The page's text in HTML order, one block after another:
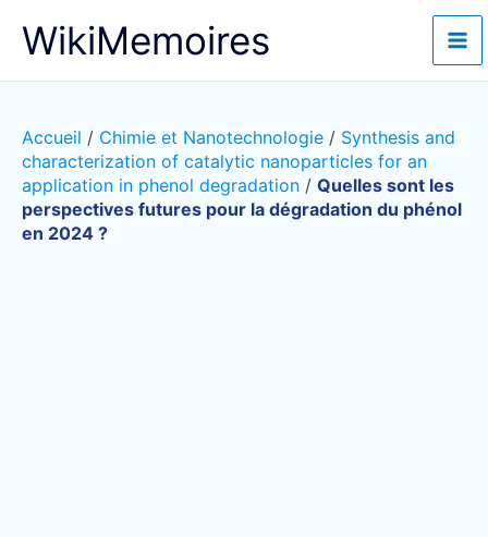
WikiMemoires
Accueil / Chimie et Nanotechnologie / Synthesis and
characterization of catalytic nanoparticles for an
application in phenol degradation / Quelles sont les
perspectives futures pour la dégradation du phénol
en 2024 ?